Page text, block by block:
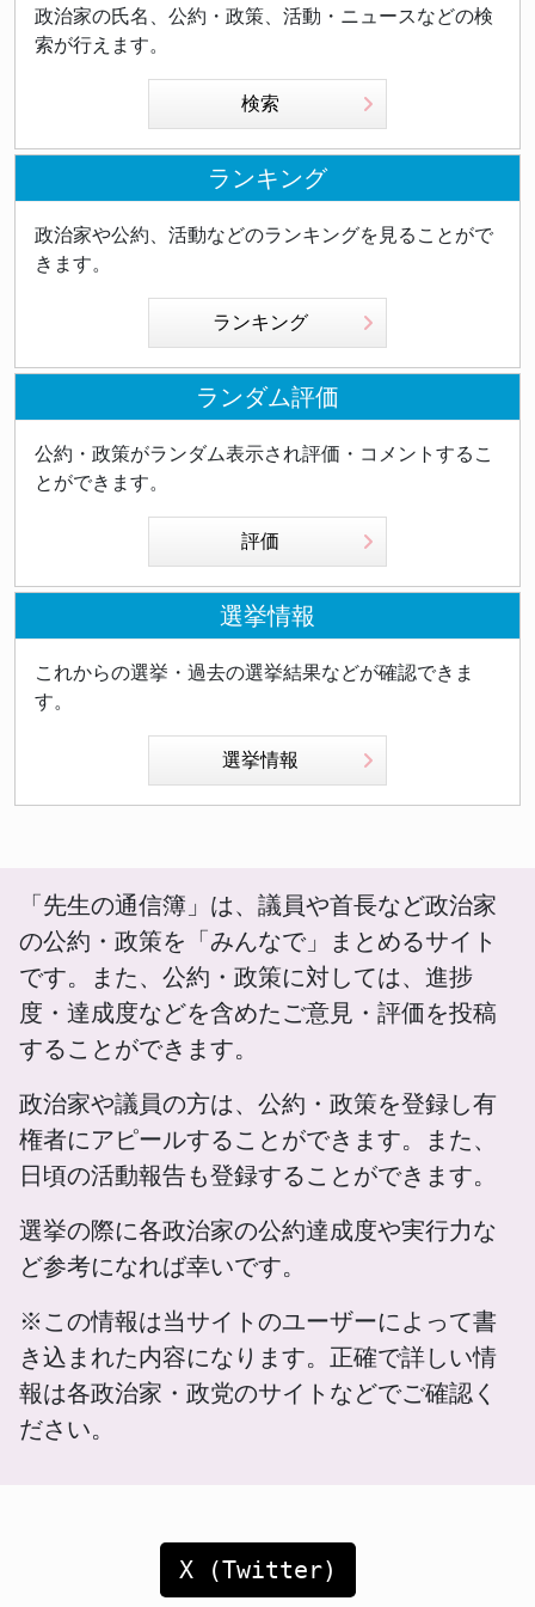
政治家の氏名、公約・政策、活動・ニュースなどの検
索が行えます。
検索
ランキング
政治家や公約、活動などのランキングを見ることがで
きます。
ランキング
ランダム評価
公約・政策がランダム表示され評価・コメントするこ
とができます。
評価
選挙情報
これからの選挙・過去の選挙結果などが確認できま
す。
選挙情報
「先生の通信簿」は、議員や首長など政治家
の公約・政策を「みんなで」まとめるサイト
です。また、公約・政策に対しては、進捗
度・達成度などを含めたご意見・評価を投稿
することができます。
政治家や議員の方は、公約・政策を登録し有
権者にアピールすることができます。また、
日頃の活動報告も登録することができます。
選挙の際に各政治家の公約達成度や実行力な
ど参考になれば幸いです。
※この情報は当サイトのユーザーによって書
き込まれた内容になります。正確で詳しい情
報は各政治家・政党のサイトなどでご確認く
ださい。
X (Twitter)